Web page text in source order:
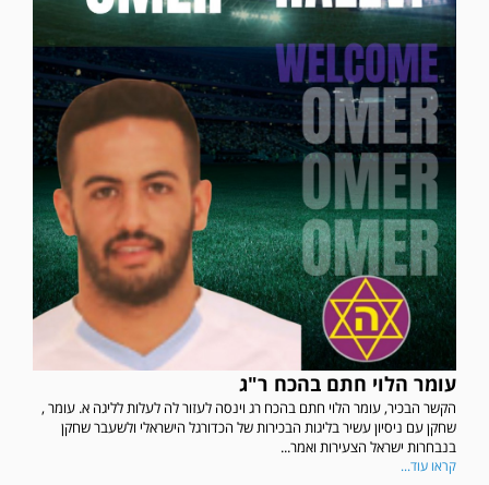
עומר הלוי חתם בהכח ר"ג
הקשר הבכיר, עומר הלוי חתם בהכח רג וינסה לעזור לה לעלות לליגה א. עומר ,
שחקן עם ניסיון עשיר בליגות הבכירות של הכדורגל הישראלי ולשעבר שחקן
בנבחרות ישראל הצעירות ואמר...
קראו עוד...